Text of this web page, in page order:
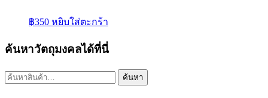
฿350 หยิบใส่ตะกร้า
ค้นหาวัตถุมงคลได้ที่นี่
ค้นหา: ค้นหา